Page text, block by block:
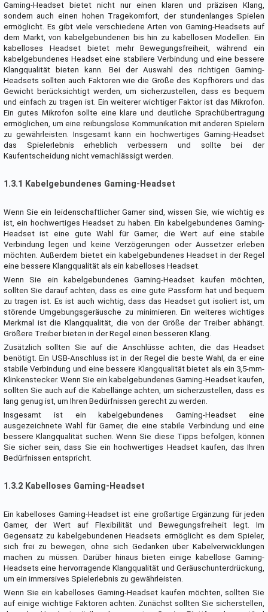
Gaming-Headset bietet nicht nur einen klaren und präzisen Klang,
sondern auch einen hohen Tragekomfort, der stundenlanges Spielen
ermöglicht. Es gibt viele verschiedene Arten von Gaming-Headsets auf
dem Markt, von kabelgebundenen bis hin zu kabellosen Modellen. Ein
kabelloses Headset bietet mehr Bewegungsfreiheit, während ein
kabelgebundenes Headset eine stabilere Verbindung und eine bessere
Klangqualität bieten kann. Bei der Auswahl des richtigen Gaming-
Headsets sollten auch Faktoren wie die Größe des Kopfhörers und das
Gewicht berücksichtigt werden, um sicherzustellen, dass es bequem
und einfach zu tragen ist. Ein weiterer wichtiger Faktor ist das Mikrofon.
Ein gutes Mikrofon sollte eine klare und deutliche Sprachübertragung
ermöglichen, um eine reibungslose Kommunikation mit anderen Spielern
zu gewährleisten. Insgesamt kann ein hochwertiges Gaming-Headset
das Spielerlebnis erheblich verbessern und sollte bei der
Kaufentscheidung nicht vernachlässigt werden.
1.3.1 Kabelgebundenes Gaming-Headset
Wenn Sie ein leidenschaftlicher Gamer sind, wissen Sie, wie wichtig es
ist, ein hochwertiges Headset zu haben. Ein kabelgebundenes Gaming-
Headset ist eine gute Wahl für Gamer, die Wert auf eine stabile
Verbindung legen und keine Verzögerungen oder Aussetzer erleben
möchten. Außerdem bietet ein kabelgebundenes Headset in der Regel
eine bessere Klangqualität als ein kabelloses Headset.
Wenn Sie ein kabelgebundenes Gaming-Headset kaufen möchten,
sollten Sie darauf achten, dass es eine gute Passform hat und bequem
zu tragen ist. Es ist auch wichtig, dass das Headset gut isoliert ist, um
störende Umgebungsgeräusche zu minimieren. Ein weiteres wichtiges
Merkmal ist die Klangqualität, die von der Größe der Treiber abhängt.
Größere Treiber bieten in der Regel einen besseren Klang.
Zusätzlich sollten Sie auf die Anschlüsse achten, die das Headset
benötigt. Ein USB-Anschluss ist in der Regel die beste Wahl, da er eine
stabile Verbindung und eine bessere Klangqualität bietet als ein 3,5-mm-
Klinkenstecker. Wenn Sie ein kabelgebundenes Gaming-Headset kaufen,
sollten Sie auch auf die Kabellänge achten, um sicherzustellen, dass es
lang genug ist, um Ihren Bedürfnissen gerecht zu werden.
Insgesamt ist ein kabelgebundenes Gaming-Headset eine
ausgezeichnete Wahl für Gamer, die eine stabile Verbindung und eine
bessere Klangqualität suchen. Wenn Sie diese Tipps befolgen, können
Sie sicher sein, dass Sie ein hochwertiges Headset kaufen, das Ihren
Bedürfnissen entspricht.
1.3.2 Kabelloses Gaming-Headset
Ein kabelloses Gaming-Headset ist eine großartige Ergänzung für jeden
Gamer, der Wert auf Flexibilität und Bewegungsfreiheit legt. Im
Gegensatz zu kabelgebundenen Headsets ermöglicht es dem Spieler,
sich frei zu bewegen, ohne sich Gedanken über Kabelverwicklungen
machen zu müssen. Darüber hinaus bieten einige kabellose Gaming-
Headsets eine hervorragende Klangqualität und Geräuschunterdrückung,
um ein immersives Spielerlebnis zu gewährleisten.
Wenn Sie ein kabelloses Gaming-Headset kaufen möchten, sollten Sie
auf einige wichtige Faktoren achten. Zunächst sollten Sie sicherstellen,